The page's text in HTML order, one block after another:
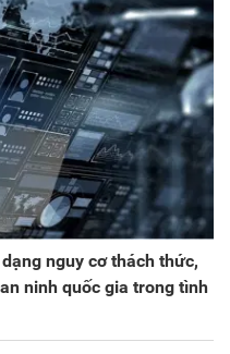
nguy cơ thách thức,
ninh quốc gia trong tình